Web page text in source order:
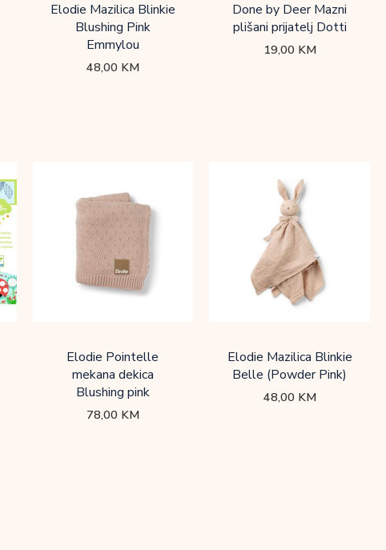
Elodie Mazilica Blinkie
Blushing Pink
Emmylou
48,00 KM
Done by Deer Mazni
plišani prijatelj Dotti
19,00 KM
Elodie Pointelle
mekana dekica
Blushing pink
78,00 KM
Elodie Mazilica Blinkie
Belle (Powder Pink)
48,00 KM